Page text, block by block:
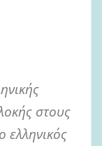
στους
ελληνικός